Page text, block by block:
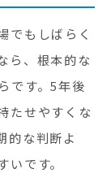
でもしばらく
ら、根本的な
です。5年後
たせやすくな
的な判断よ
です。